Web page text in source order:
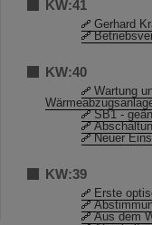
KW:41
Gerhard
KW:40
Wartung
SB1 -
Neuer
KW:39
Erste
Aus dem